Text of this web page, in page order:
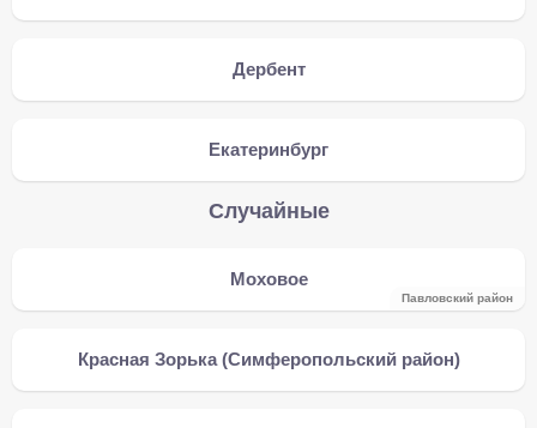
Дербент
Екатеринбург
Случайные
Моховое
Павловский район
Красная Зорька (Симферопольский район)